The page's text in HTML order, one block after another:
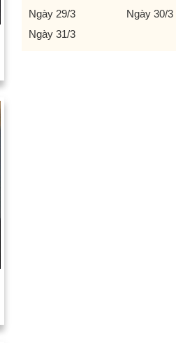
Ngày 29/3
Ngày 30/3
Ngày 31/3